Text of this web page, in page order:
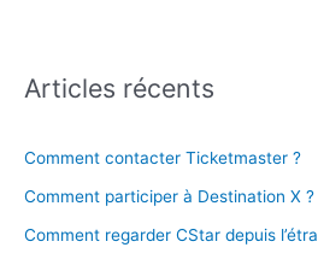
Articles récents
Comment contacter Ticketmaster ?
Comment participer à Destination X ?
Comment regarder CStar depuis